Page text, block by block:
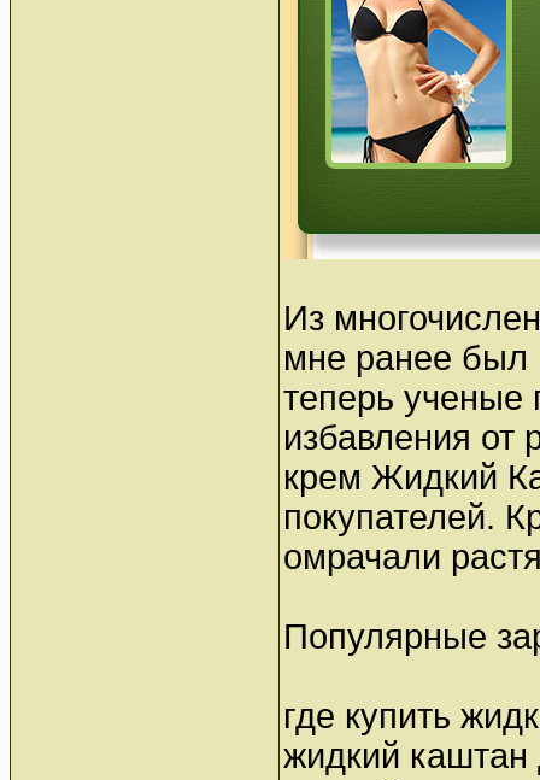
Из
мне ранее был
теперь ученые
избавления от
крем Жидкий
покупателей.
омрачали
Популярные
где купить
жидкий каштан